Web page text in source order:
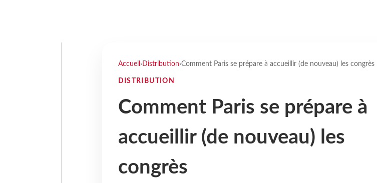
Accueil › Distribution›Comment Paris se prépare à accueillir (de nouveau) les congrès
DISTRIBUTION
Comment Paris se prépare à
accueillir (de nouveau) les
congrès